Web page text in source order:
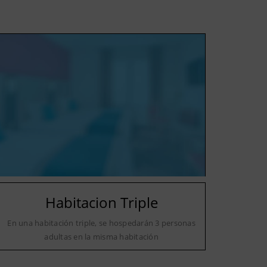
Habitacion Triple
En una habitación triple, se hospedarán 3 personas
adultas en la misma habitación